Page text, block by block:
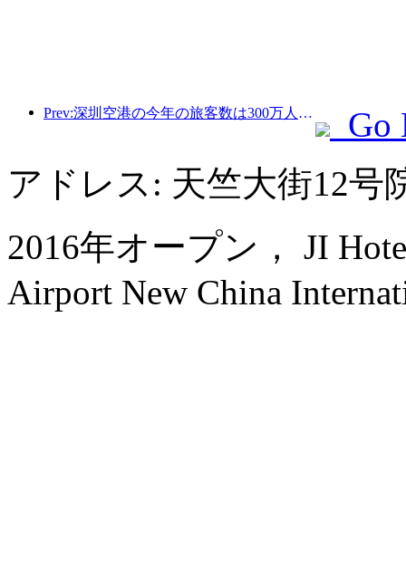
Prev:深圳空港の今年の旅客数は300万人を超え、同期間の新記録を樹立した。
Go
アドレス: 天竺大街12号
2016年オープン， JI
Airport New China